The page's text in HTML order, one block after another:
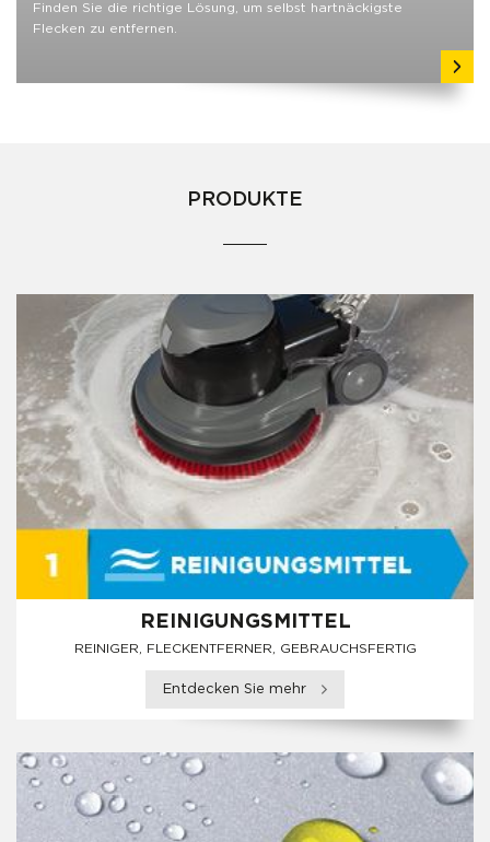
Finden Sie die richtige Lösung, um selbst hartnäckigste
Flecken zu entfernen.
PRODUKTE
REINIGUNGSMITTEL
REINIGER, FLECKENTFERNER, GEBRAUCHSFERTIG
Entdecken Sie mehr